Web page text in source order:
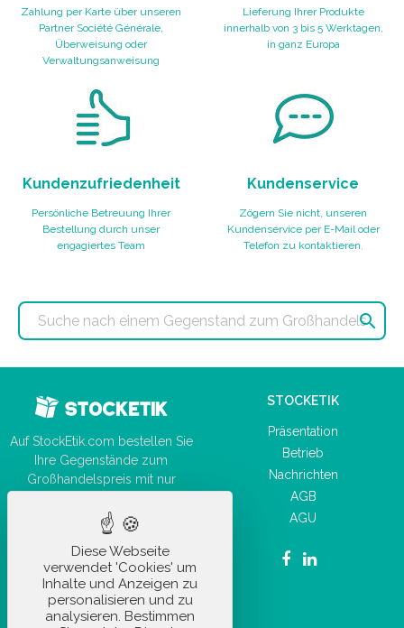
Zahlung per Karte über unseren
Partner Société Générale,
Überweisung oder
Verwaltungsanweisung
Lieferung Ihrer Produkte
innerhalb von 3 bis 5 Werktagen,
in ganz Europa
Kundenzufriedenheit
Persönliche Betreuung Ihrer
Bestellung durch unser
engagiertes Team
Kundenservice
Zögern Sie nicht, unseren
Kundenservice per E-Mail oder
Telefon zu kontaktieren.

Auf StockEtik.com bestellen Sie
Ihre Gegenstände zum
Großhandelspreis mit nur
STOCKETIK
Präsentation
Betrieb
Nachrichten
AGB
AGU
UNSERE PRODUKTE
Diese Webseite
verwendet 'Cookies' um
Inhalte und Anzeigen zu
personalisieren und zu
analysieren. Bestimmen